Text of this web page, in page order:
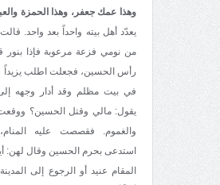
وهذا عمك جعفر، وهذا الحمزة
يعدّد أهل بيته واحداً ‌بعد واحد.
من نومي فزعة مرعوبة فإذا بنور
رأس الحسين، فجعلت اطلب يزيداً
في بيت مظلم وقد أدار وجهه
يقول: مالي وقتل الحسين؟
والغموم. فقصصت عليه
استدعى بحرم الحسين وقال لهن:
المقام عنيد أو الرجوع إلى